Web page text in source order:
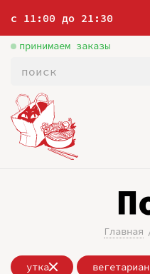
с 11:00 до 21:30
принимаем заказы
Главная
утка